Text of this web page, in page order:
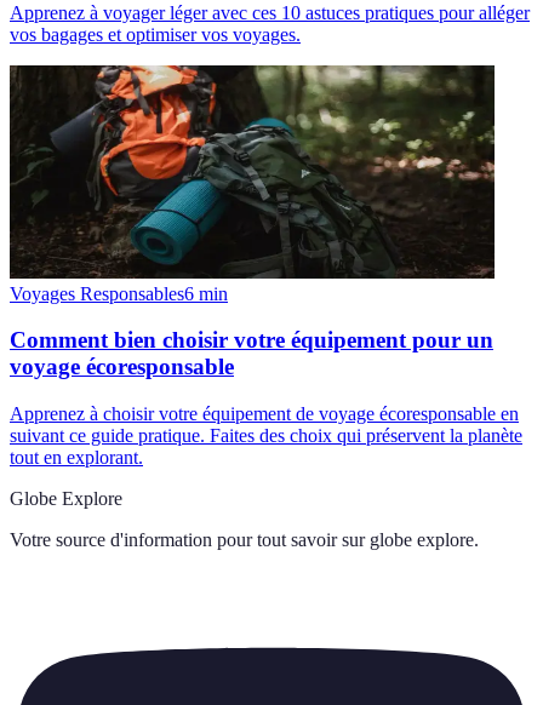
Apprenez à voyager léger avec ces 10 astuces pratiques pour alléger
vos bagages et optimiser vos voyages.
Voyages Responsables6 min
Comment bien choisir votre équipement pour un
voyage écoresponsable
Apprenez à choisir votre équipement de voyage écoresponsable en
suivant ce guide pratique. Faites des choix qui préservent la planète
tout en explorant.
Globe Explore
Votre source d'information pour tout savoir sur globe explore.